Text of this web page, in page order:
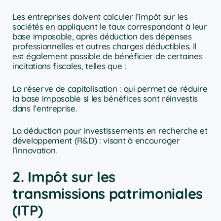
Les entreprises doivent calculer l’impôt sur les
sociétés en appliquant le taux correspondant à leur
base imposable, après déduction des dépenses
professionnelles et autres charges déductibles. Il
est également possible de bénéficier de certaines
incitations fiscales, telles que :
La réserve de capitalisation : qui permet de réduire
la base imposable si les bénéfices sont réinvestis
dans l’entreprise.
La déduction pour investissements en recherche et
développement (R&D) : visant à encourager
l’innovation.
2. Impôt sur les
transmissions patrimoniales
(ITP)